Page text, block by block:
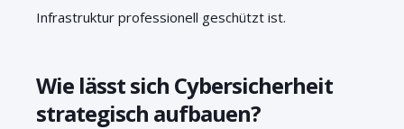
Infrastruktur professionell geschützt ist.
Wie lässt sich Cybersicherheit
strategisch aufbauen?